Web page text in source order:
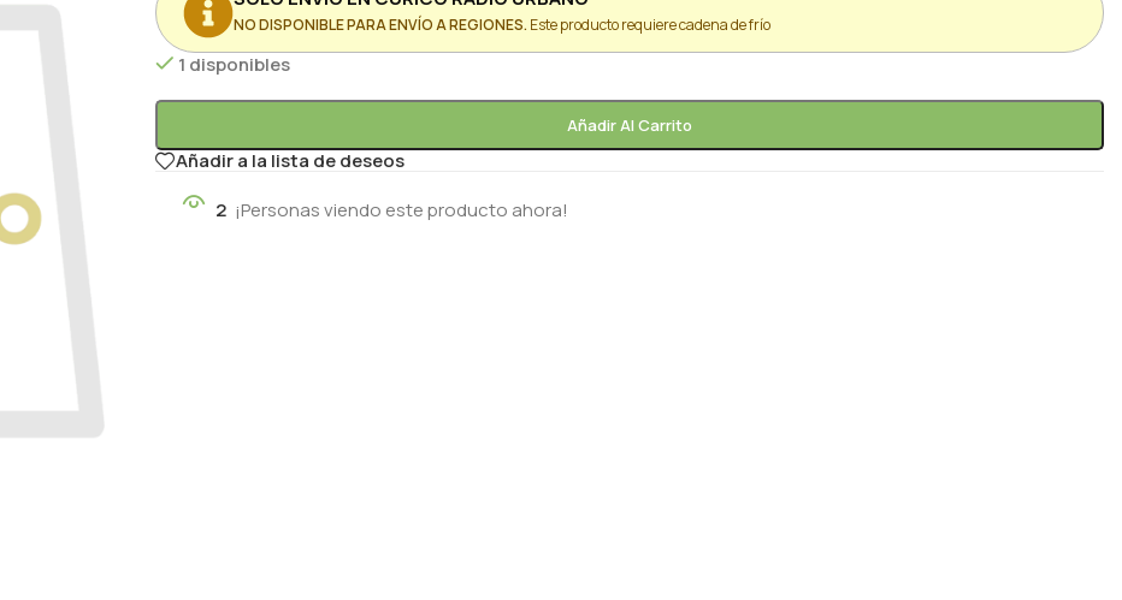
NO DISPONIBLE PARA ENVÍO A REGIONES. Este producto requiere cadena de frío
1 disponibles
Añadir Al Carrito
Añadir a la lista de deseos
2 ¡Personas viendo este producto ahora!